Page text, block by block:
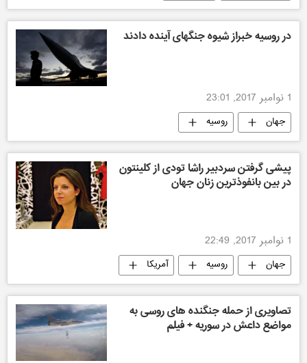
در روسیه خبراز شیوه جنگهای آینده دادند
1 نوامبر 2017, 23:01
جهان روسیه
پیشی گرفتن سردبیر راشا تودی از کلینتون
در بین بانفوذترین زنان جهان
1 نوامبر 2017, 22:49
جهان روسیه آمریکا
تصاویری از حمله جنگنده های روسی به
مواضع داعش در سوریه + فیلم